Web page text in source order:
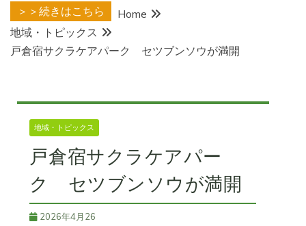
＞＞続きはこちら
Home
地域・トピックス
戸倉宿サクラケアパーク セツブンソウが満開
地域・トピックス
戸倉宿サクラケアパー
ク セツブンソウが満開
2026年4月26